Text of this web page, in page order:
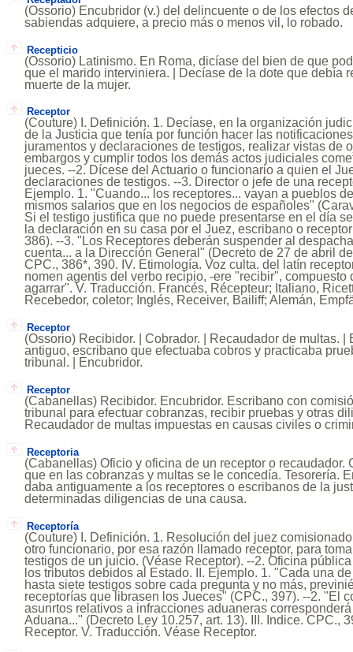
(Ossorio) Encubridor (v.) del delincuente o de los efectos
sabiendas adquiere, a precio más o menos vil, lo robado.
Recepticio
(Ossorio) Latinismo. En Roma, dicíase del bien de que
que el marido interviniera. | Decíase de la dote que debía
muerte de la mujer.
Receptor
(Couture) I. Definición. 1. Decíase, en la organización
de la Justicia que tenía por función hacer las
juramentos y declaraciones de testigos, realizar vistas de
embargos y cumplir todos los demás actos judiciales
jueces. --2. Dícese del Actuario o funcionario a quien el
declaraciones de testigos. --3. Director o jefe de una
Ejemplo. 1. "Cuando... los receptores... vayan a pueblos
mismos salarios que en los negocios de españoles"
Si el testigo justifica que no puede presentarse en el día
la declaración en su casa por el Juez, escribano o
386). --3. "Los Receptores deberán suspender al
cuenta... a la Dirección General" (Decreto de 27 de abril
CPC., 386*, 390. IV. Etimología. Voz culta. del latín
nomen agentis del verbo recipio, -ere "recibir", compuesto
agarrar". V. Traducción. Francés, Récepteur; Italiano,
Recebedor, coletor; Inglés, Receiver, Bailiff; Alemán,
Receptor
(Ossorio) Recibidor. | Cobrador. | Recaudador de multas. |
antiguo, escribano que efectuaba cobros y practicaba
tribunal. | Encubridor.
Receptor
(Cabanellas) Recibidor. Encubridor. Escribano con
tribunal para efectuar cobranzas, recibir pruebas y otras
Recaudador de multas impuestas en causas civiles o
Receptoria
(Cabanellas) Oficio y oficina de un receptor o recaudador.
que en las cobranzas y multas se le concedía. Tesorería.
daba antiguamente a los receptores o escribanos de la
determinadas diligencias de una causa.
Receptoría
(Couture) I. Definición. 1. Resolución del juez
otro funcionario, por esa razón llamado receptor, para
testigos de un juicio. (Véase Receptor). --2. Oficina
los tributos debidos al Estado. II. Ejemplo. 1. "Cada una
hasta siete testigos sobre cada pregunta y no más,
receptorías que librasen los Jueces" (CPC., 397). --2. "El
asunrtos relativos a infracciones aduaneras
Aduana..." (Decreto Ley 10.257, art. 13). III. Indice. CPC.,
Receptor. V. Traducción. Véase Receptor.